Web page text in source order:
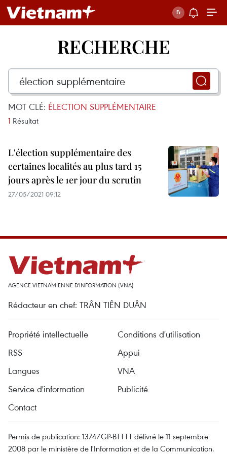
RECHERCHE
MOT CLÉ: ÉLECTION SUPPLÉMENTAIRE
1 Résultat
L'élection supplémentaire des
certaines localités au plus tard 15
jours après le 1er jour du scrutin
27/05/2021 09:12
AGENCE VIETNAMIENNE D'INFORMATION (VNA)
Rédacteur en chef: TRÂN TIÊN DUÂN
Propriété intellectuelle
Conditions d'utilisation
RSS
Appui
Langues
VNA
Service d'information
Publicité
Contact
Permis de publication: 1374/GP-BTTTT délivré le 11 septembre
2008 par le ministère de l'Information et de la Communication.